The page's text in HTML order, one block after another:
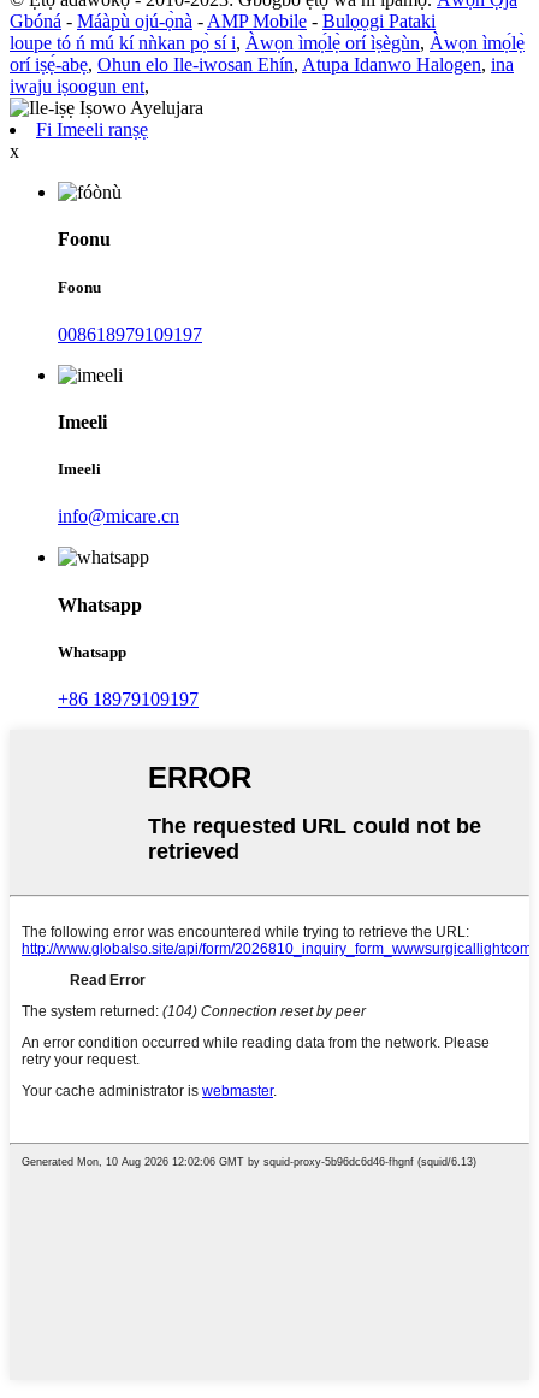
Gbóná - Máàpù ojú-ọ̀nà - AMP Mobile - Bulọọgi Pataki
loupe tó ń mú kí nǹkan pọ̀ sí i, Àwọn ìmọ́lẹ̀ orí ìṣègùn, Àwọn ìmọ́lẹ̀
orí iṣẹ́-abẹ, Ohun elo Ile-iwosan Ehín, Atupa Idanwo Halogen, ina
iwaju iṣoogun ent,
Fi Imeeli ranṣẹ
x
Foonu
Foonu
008618979109197
Imeeli
Imeeli
info@micare.cn
Whatsapp
Whatsapp
+86 18979109197